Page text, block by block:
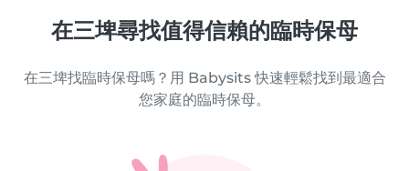
在三埤尋找值得信賴的臨時保母
在三埤找臨時保母嗎？用 Babysits 快速輕鬆找到最適合
您家庭的臨時保母。